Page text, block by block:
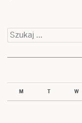
Szukaj:
M T W